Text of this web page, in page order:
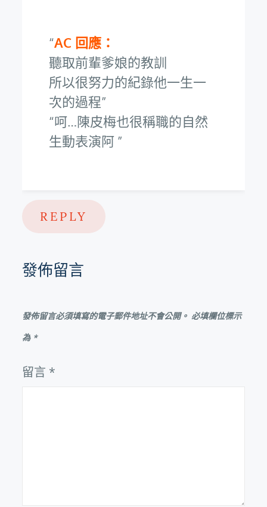
AC 回應：
聽取前輩爹娘的教訓
所以很努力的紀錄他一生一
次的過程
呵…陳皮梅也很稱職的自然
生動表演阿
REPLY
發佈留言
發佈留言必須填寫的電子郵件地址不會公開。 必填欄位標示
為 *
留言 *